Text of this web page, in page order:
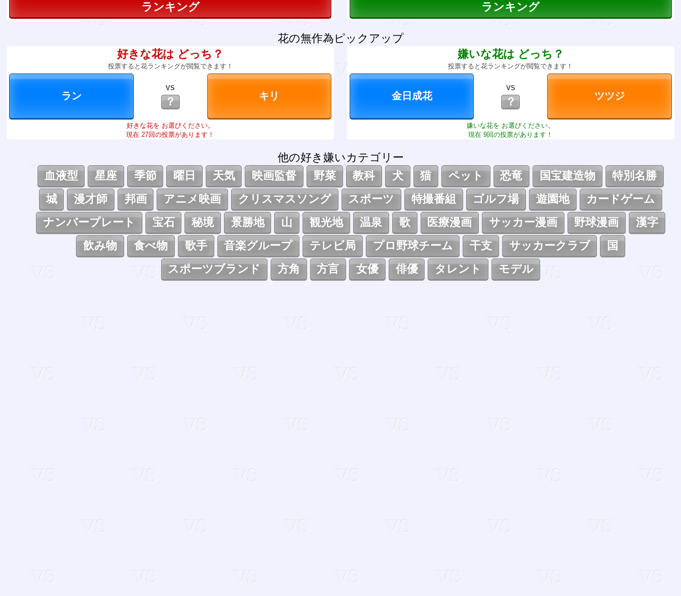
ランキング
ランキング
花の無作為ピックアップ
好きな花は どっち？
投票すると花ランキングが閲覧できます！
VS
？
好きな花を お選びください。
現在 27回の投票があります！
嫌いな花は どっち？
投票すると花ランキングが閲覧できます！
VS
？
嫌いな花を お選びください。
現在 9回の投票があります！
他の好き嫌いカテゴリー
血液型
星座 季節 曜日 天気 映画監督 野菜 教科 犬 猫 ペット 恐竜 国宝建造物
特別名勝
城
漫才師 邦画 アニメ映画 クリスマスソング スポーツ 特撮番組 ゴルフ場 遊園地
カードゲーム
ナンバープレート
宝石 秘境 景勝地 山 観光地 温泉 歌 医療漫画 サッカー漫画 野球漫画
漢字
飲み物
食べ物 歌手 音楽グループ テレビ局 プロ野球チーム 干支 サッカークラブ
国
スポーツブランド
方角 方言 女優 俳優 タレント モデル